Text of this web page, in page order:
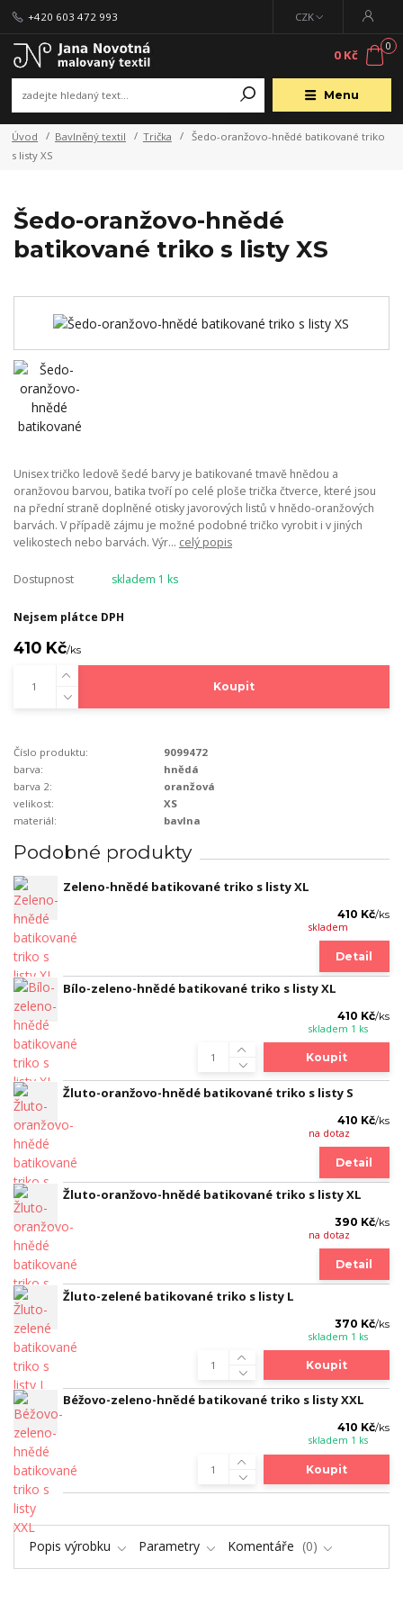
Menu
CZK
+420 603 472 993
0
0 Kč
Úvod Bavlněný textil Trička
Šedo-oranžovo-hnědé batikované triko
s listy XS
Šedo-oranžovo-hnědé
batikované triko s listy XS
Unisex tričko ledově šedé barvy je batikované tmavě hnědou a
oranžovou barvou, batika tvoří po celé ploše trička čtverce, které jsou
na přední straně doplněné otisky javorových listů v hnědo-oranžových
barvách. V případě zájmu je možné podobné tričko vyrobit i v jiných
velikostech nebo barvách. Výr... celý popis
Dostupnost skladem 1 ks
Nejsem plátce DPH
410 Kč/ks
Koupit
Číslo produktu:
9099472
barva:
hnědá
barva 2:
oranžová
velikost:
XS
materiál:
bavlna
Podobné produkty
Zeleno-hnědé batikované triko s listy XL
410 Kč/ks
skladem
Detail
Bílo-zeleno-hnědé batikované triko s listy XL
410 Kč/ks
skladem 1 ks
Koupit
Žluto-oranžovo-hnědé batikované triko s listy S
410 Kč/ks
na dotaz
Detail
Žluto-oranžovo-hnědé batikované triko s listy XL
390 Kč/ks
na dotaz
Detail
Žluto-zelené batikované triko s listy L
370 Kč/ks
skladem 1 ks
Koupit
Béžovo-zeleno-hnědé batikované triko s listy XXL
410 Kč/ks
skladem 1 ks
Koupit
Popis výrobku Parametry Komentáře 0